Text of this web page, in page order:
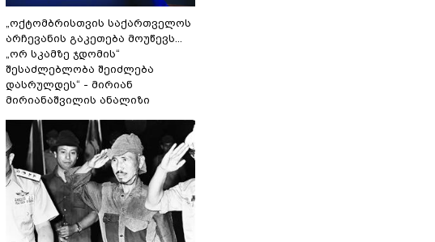
„ოქტომბრისთვის საქართველოს
არჩევანის გაკეთება მოუწევს...
„ორ სკამზე ჯდომის“
შესაძლებლობა შეიძლება
დასრულდეს“ - მირიან
მირიანაშვილის ანალიზი